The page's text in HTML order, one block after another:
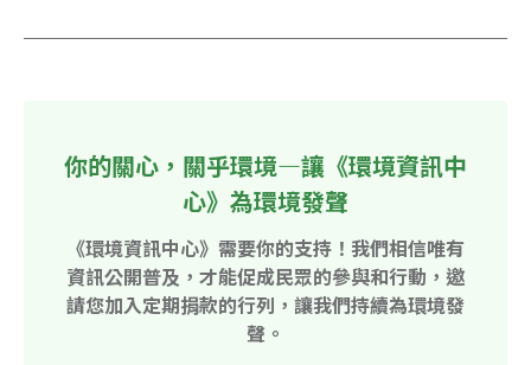
你的關心，關乎環境—讓《環境資訊中
心》為環境發聲
《環境資訊中心》需要你的支持！我們相信唯有
資訊公開普及，才能促成民眾的參與和行動，邀
請您加入定期捐款的行列，讓我們持續為環境發
聲。